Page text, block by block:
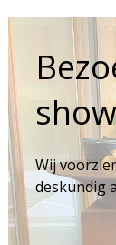
Wij
deskundig